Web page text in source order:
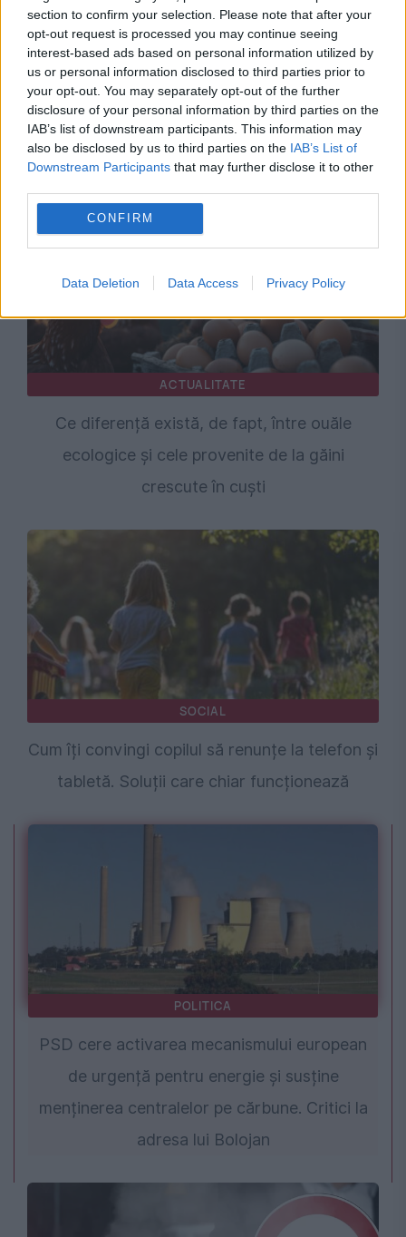
section to confirm your selection. Please note that after your
opt-out request is processed you may continue seeing
interest-based ads based on personal information utilized by
us or personal information disclosed to third parties prior to
your opt-out. You may separately opt-out of the further
disclosure of your personal information by third parties on the
IAB’s list of downstream participants. This information may
also be disclosed by us to third parties on the IAB’s List of
Downstream Participants that may further disclose it to other
CONFIRM
Data Deletion Data Access Privacy Policy
Recomandările noastre
ACTUALITATE
Ce diferență există, de fapt, între ouăle
ecologice și cele provenite de la găini
crescute în cuști
SOCIAL
Cum îți convingi copilul să renunțe la telefon și
tabletă. Soluții care chiar funcționează
POLITICA
PSD cere activarea mecanismului european
de urgență pentru energie și susține
menținerea centralelor pe cărbune. Critici la
adresa lui Bolojan